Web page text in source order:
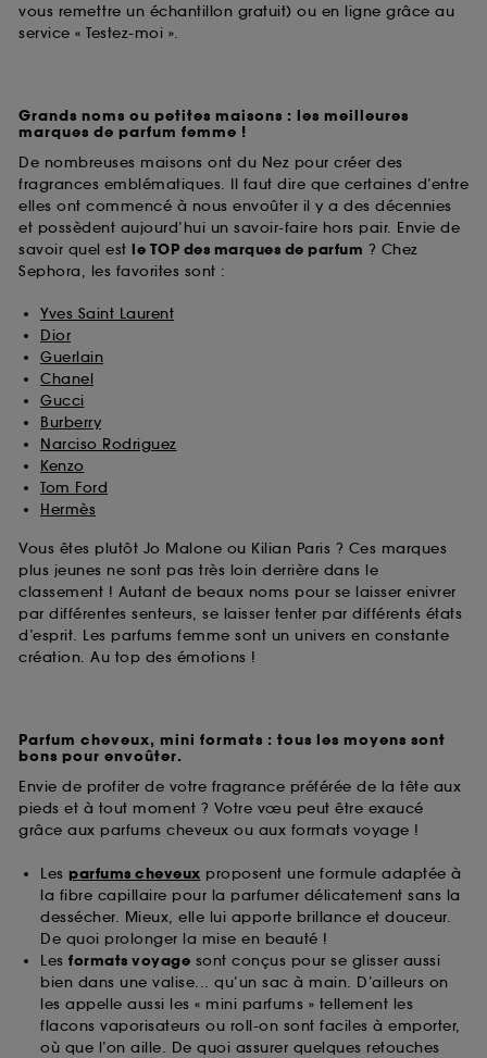
vous remettre un échantillon gratuit) ou en ligne grâce au
service « Testez-moi ».
Grands noms ou petites maisons : les meilleures
marques de parfum femme !
De nombreuses maisons ont du Nez pour créer des
fragrances emblématiques. Il faut dire que certaines d’entre
elles ont commencé à nous envoûter il y a des décennies
et possèdent aujourd’hui un savoir-faire hors pair. Envie de
savoir quel est le TOP des marques de parfum ? Chez
Sephora, les favorites sont :
Yves Saint Laurent
Dior
Guerlain
Chanel
Gucci
Burberry
Narciso Rodriguez
Kenzo
Tom Ford
Hermès
Vous êtes plutôt Jo Malone ou Kilian Paris ? Ces marques
plus jeunes ne sont pas très loin derrière dans le
classement ! Autant de beaux noms pour se laisser enivrer
par différentes senteurs, se laisser tenter par différents états
d’esprit. Les parfums femme sont un univers en constante
création. Au top des émotions !
Parfum cheveux, mini formats : tous les moyens sont
bons pour envoûter.
Envie de profiter de votre fragrance préférée de la tête aux
pieds et à tout moment ? Votre vœu peut être exaucé
grâce aux parfums cheveux ou aux formats voyage !
Les parfums cheveux proposent une formule adaptée à
la fibre capillaire pour la parfumer délicatement sans la
dessécher. Mieux, elle lui apporte brillance et douceur.
De quoi prolonger la mise en beauté !
Les formats voyage sont conçus pour se glisser aussi
bien dans une valise... qu’un sac à main. D’ailleurs on
les appelle aussi les « mini parfums » tellement les
flacons vaporisateurs ou roll-on sont faciles à emporter,
où que l’on aille. De quoi assurer quelques retouches